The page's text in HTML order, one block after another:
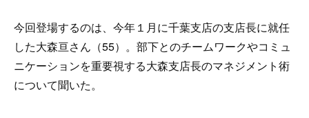
今回登場するのは、今年１月に千葉支店の支店長に就任
した大森亘さん（55）。部下とのチームワークやコミュ
ニケーションを重要視する大森支店長のマネジメント術
について聞いた。